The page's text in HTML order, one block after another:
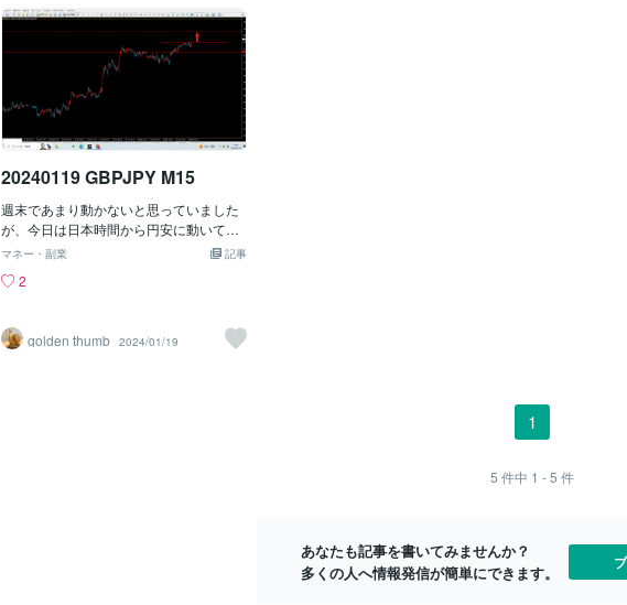
20240119 GBPJPY M15
週末であまり動かないと思っていました
が、今日は日本時間から円安に動いてい
ました。GPBJPY M5抜けた後、サポレ
しました。結果が下のチャートです。GP
記事
マネー・副業
2
golden thumb 2024/01/19
1
5 件中 1 - 5 件
あなたも記事を書いてみませんか？
多くの人へ情報発信が簡単にできます。